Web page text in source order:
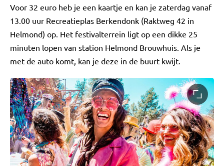
Voor 32 euro heb je een kaartje en kan je zaterdag vanaf
13.00 uur Recreatieplas Berkendonk (Raktweg 42 in
Helmond) op. Het festivalterrein ligt op een dikke 25
minuten lopen van station Helmond Brouwhuis. Als je
met de auto komt, kan je deze in de buurt kwijt.